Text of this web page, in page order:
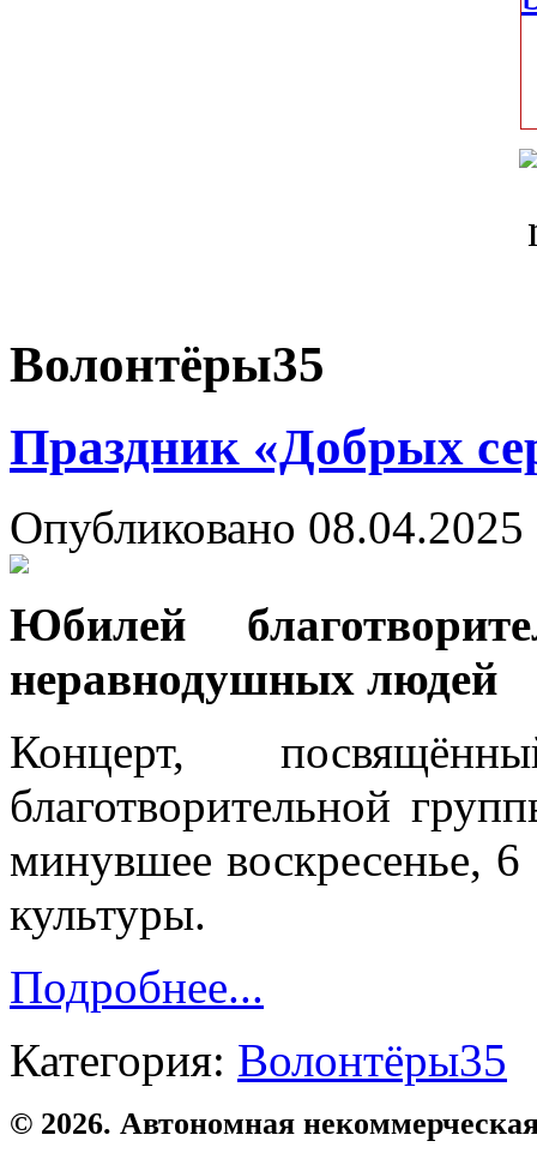
Волонтёры35
Праздник «Добрых
Опубликовано
Юбилей
неравнодушных людей
Концерт,
благотворительной
минувшее воскресенье,
культуры.
Подробнее...
Категория: Волонтёры35
© 2026. Автономная